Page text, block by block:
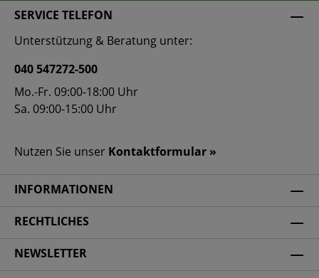
SERVICE TELEFON
Unterstützung & Beratung unter:
040 547272-500
Mo.-Fr. 09:00-18:00 Uhr
Sa. 09:00-15:00 Uhr
Nutzen Sie unser Kontaktformular »
INFORMATIONEN
RECHTLICHES
NEWSLETTER